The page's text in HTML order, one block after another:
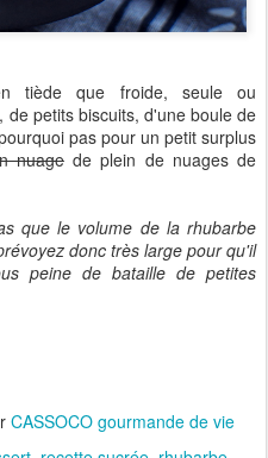
tiède que froide, seule ou
petits biscuits, d'une boule de
pas pour un petit surplus
nuagede plein de nuages de
que le volume de la rhubarbe
donc très large pour qu'il
peine de bataille de petites
CASSOCO gourmande de vie